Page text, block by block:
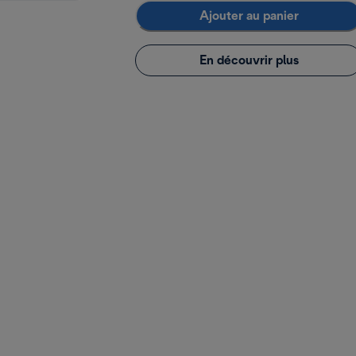
Ajouter au panier
En découvrir plus